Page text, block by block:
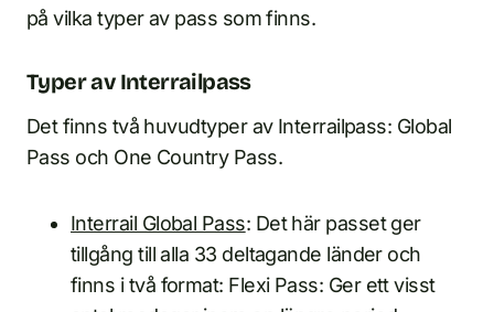
på vilka typer av pass som finns.
Typer av Interrailpass
Det finns två huvudtyper av Interrailpass: Global
Pass och One Country Pass.
Interrail Global Pass: Det här passet ger
tillgång till alla 33 deltagande länder och
finns i två format: Flexi Pass: Ger ett visst